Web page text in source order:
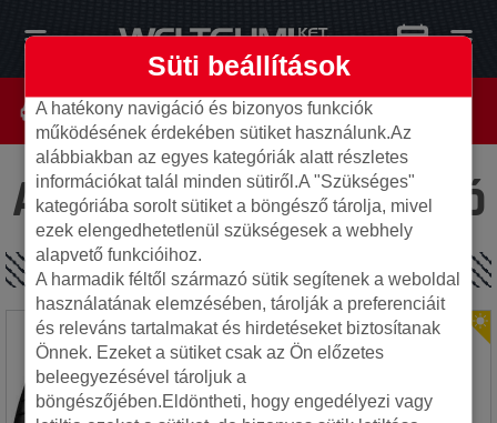
Az oldal nem található
SPECIÁLIS AJÁNLATOK
Süti beállítások
A hatékony navigáció és bizonyos funkciók
működésének érdekében sütiket használunk.Az
alábbiakban az egyes kategóriák alatt részletes
információkat talál minden sütiről.A "Szükséges"
kategóriába sorolt sütiket a böngésző tárolja, mivel
ezek elengedhetetlenül szükségesek a webhely
alapvető funkcióihoz.
A harmadik féltől származó sütik segítenek a weboldal
használatának elemzésében, tárolják a preferenciáit
és releváns tartalmakat és hirdetéseket biztosítanak
Önnek. Ezeket a sütiket csak az Ön előzetes
beleegyezésével tároljuk a
böngészőjében.Eldöntheti, hogy engedélyezi vagy